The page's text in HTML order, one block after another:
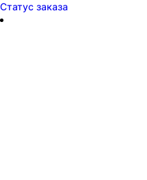
Статус заказа